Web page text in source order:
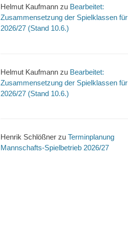
Helmut Kaufmann zu Bearbeitet:
Zusammensetzung der Spielklassen für
2026/27 (Stand 10.6.)
Helmut Kaufmann zu Bearbeitet:
Zusammensetzung der Spielklassen für
2026/27 (Stand 10.6.)
Henrik Schlößner zu Terminplanung
Mannschafts-Spielbetrieb 2026/27